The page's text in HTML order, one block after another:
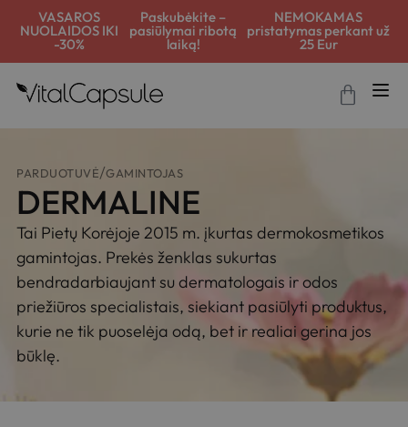
VASAROS
NUOLAIDOS IKI
-30%
Paskubėkite –
pasiūlymai ribotą
laiką!
NEMOKAMAS
pristatymas perkant už
25 Eur
PARDUOTUVĖ GAMINTOJAS
DERMALINE
Tai Pietų Korėjoje 2015 m. įkurtas dermokosmetikos
gamintojas. Prekės ženklas sukurtas
bendradarbiaujant su dermatologais ir odos
priežiūros specialistais, siekiant pasiūlyti produktus,
kurie ne tik puoselėja odą, bet ir realiai gerina jos
būklę.